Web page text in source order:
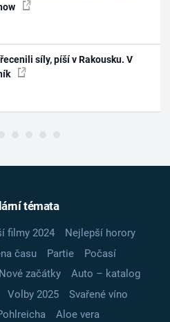
síly, píší v Rakousku. V
témata
filmy 2024
Nejlepší horory
času Partie
Počasí
začátky
Auto – katalog
Volby 2025
Svařené víno
Aloe vera